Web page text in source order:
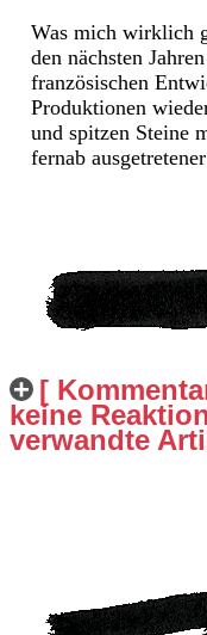
Was mich wirklich
den nächsten
französischen
Produktionen
und spitzen Steine
fernab
[
keine
verwandte